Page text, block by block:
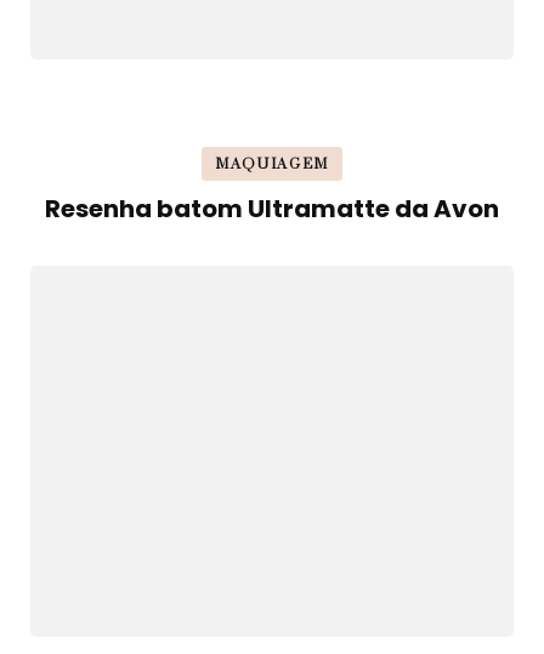
MAQUIAGEM
Resenha batom Ultramatte da Avon